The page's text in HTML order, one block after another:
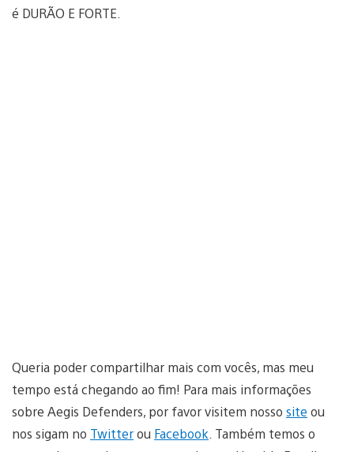
é DURÃO E FORTE.
Queria poder compartilhar mais com vocês, mas meu
tempo está chegando ao fim! Para mais informações
sobre Aegis Defenders, por favor visitem nosso site ou
nos sigam no Twitterou Facebook . Também temos o